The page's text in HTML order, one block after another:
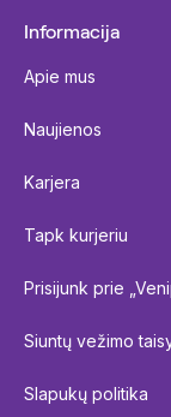
Informacija
Apie mus
Naujienos
Karjera
Tapk kurjeriu
Prisijunk prie
Siuntų vežimo
Slapukų politika